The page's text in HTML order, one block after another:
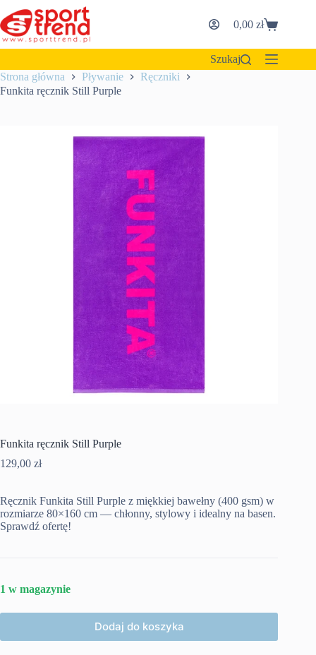
do
treści
Koszyk
0,00zł
Szukaj
Strona główna
Pływanie
Ręczniki
Funkita ręcznik Still Purple
Funkita ręcznik Still Purple
129,00 zł
Ręcznik Funkita Still Purple z miękkiej bawełny (400 gsm) w
rozmiarze 80×160 cm — chłonny, stylowy i idealny na basen.
Sprawdź ofertę!
1 w magazynie
Dodaj do koszyka